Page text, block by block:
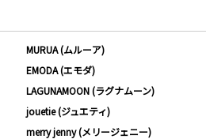
MURUA (ムルーア)
EMODA (エモダ)
LAGUNAMOON (ラグナムーン)
jouetie (ジュエティ)
merry jenny (メリージェニー)